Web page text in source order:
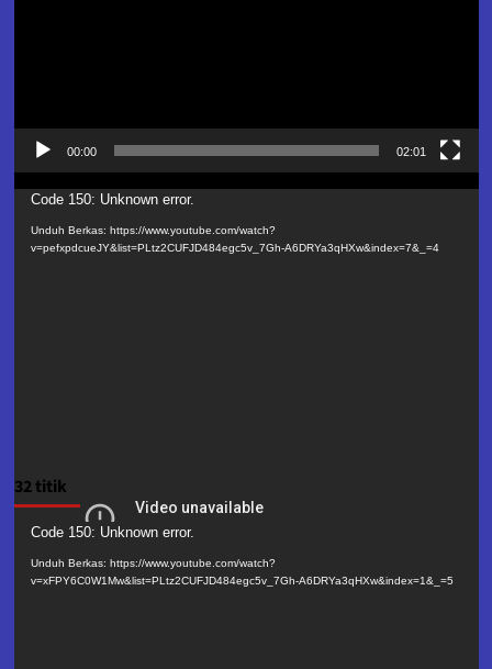
00:00 02:01
Pemutar
Video
Code 150: Unknown error.
Unduh Berkas: https://www.youtube.com/watch?
v=pefxpdcueJY&list=PLtz2CUFJD484egc5v_7Gh-A6DRYa3qHXw&index=7&_=4
32 titik
Pemutar
Video
Code 150: Unknown error.
Unduh Berkas: https://www.youtube.com/watch?
v=xFPY6C0W1Mw&list=PLtz2CUFJD484egc5v_7Gh-A6DRYa3qHXw&index=1&_=5